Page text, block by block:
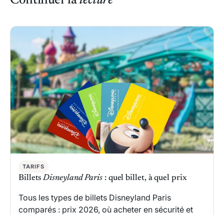
TARIFS
BilletsDisneyland Paris: quel billet, à quel prix
Tous les types de billets Disneyland Paris
comparés : prix 2026, où acheter en sécurité et